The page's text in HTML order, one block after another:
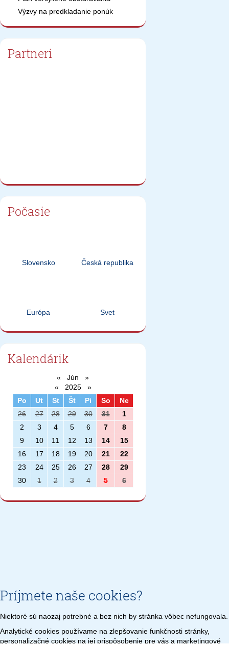
Výzvy na predkladanie ponúk
Partneri
Počasie
Slovensko Česká republika
Európa Svet
Kalendárik
« Jún
»
«
2025
»
Po
Ut St Št Pi So
Ne
26
27 28 29 30 31
1
2
3 4 5 6 7
8
9
10 11 12 13 14
15
16
17 18 19 20 21
22
23
24 25 26 27 28
29
30
1 2 3 4 5 6
Príjmete naše cookies?
Niektoré sú naozaj potrebné a bez nich by stránka vôbec nefungovala.
Analytické cookies používame na zlepšovanie funkčnosti stránky,
personalizačné cookies na jej prispôsobenie pre vás a marketingové